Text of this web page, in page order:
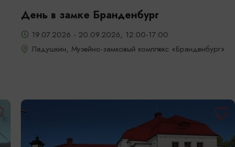
День в замке Бранденбург
19.07.2026 - 20.09.2026, 12:00-17:00
Ладушкин, Музейно-замковый комплекс «Бранденбург»